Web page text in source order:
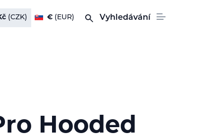
(CZK) € (EUR) Vyhledávání
Hooded